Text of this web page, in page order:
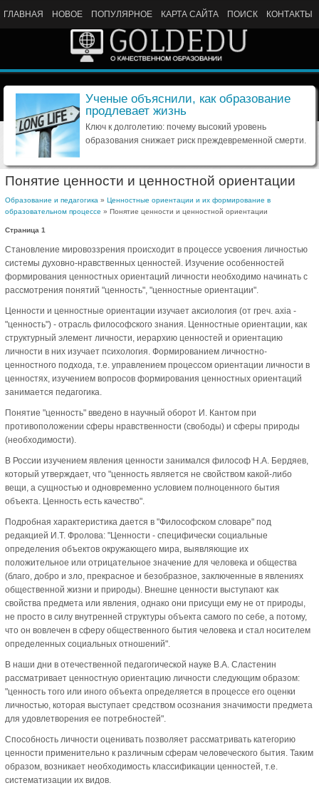
ГЛАВНАЯ НОВОЕ ПОПУЛЯРНОЕ КАРТА САЙТА ПОИСК КОНТАКТЫ
Ученые объяснили, как образование
продлевает жизнь
Ключ к долголетию: почему высокий уровень
образования снижает риск преждевременной смерти.
Понятие ценности и ценностной ориентации
Образование и педагогика » Ценностные ориентации и их формирование в
образовательном процессе » Понятие ценности и ценностной ориентации
Страница 1
Становление мировоззрения происходит в процессе усвоения личностью
системы духовно-нравственных ценностей. Изучение особенностей
формирования ценностных ориентаций личности необходимо начинать с
рассмотрения понятий "ценность", "ценностные ориентации".
Ценности и ценностные ориентации изучает аксиология (от греч. axia -
"ценность") - отрасль философского знания. Ценностные ориентации, как
структурный элемент личности, иерархию ценностей и ориентацию
личности в них изучает психология. Формированием личностно-
ценностного подхода, т.е. управлением процессом ориентации личности в
ценностях, изучением вопросов формирования ценностных ориентаций
занимается педагогика.
Понятие "ценность" введено в научный оборот И. Кантом при
противоположении сферы нравственности (свободы) и сферы природы
(необходимости).
В России изучением явления ценности занимался философ Н.А. Бердяев,
который утверждает, что "ценность является не свойством какой-либо
вещи, а сущностью и одновременно условием полноценного бытия
объекта. Ценность есть качество".
Подробная характеристика дается в "Философском словаре" под
редакцией И.Т. Фролова: "Ценности - специфически социальные
определения объектов окружающего мира, выявляющие их
положительное или отрицательное значение для человека и общества
(благо, добро и зло, прекрасное и безобразное, заключенные в явлениях
общественной жизни и природы). Внешне ценности выступают как
свойства предмета или явления, однако они присущи ему не от природы,
не просто в силу внутренней структуры объекта самого по себе, а потому,
что он вовлечен в сферу общественного бытия человека и стал носителем
определенных социальных отношений".
В наши дни в отечественной педагогической науке В.А. Сластенин
рассматривает ценностную ориентацию личности следующим образом:
"ценность того или иного объекта определяется в процессе его оценки
личностью, которая выступает средством осознания значимости предмета
для удовлетворения ее потребностей".
Способность личности оценивать позволяет рассматривать категорию
ценности применительно к различным сферам человеческого бытия. Таким
образом, возникает необходимость классификации ценностей, т.е.
систематизации их видов.